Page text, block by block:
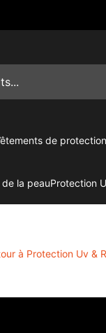
de
la peauProtection
à Protection Uv &